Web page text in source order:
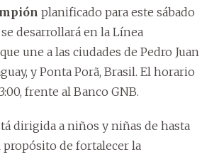
planificado para este sábado
desarrollará en la Línea
une a las ciudades de Pedro Juan
y Ponta Porã, Brasil. El horario
frente al Banco GNB.
dirigida a niños y niñas de hasta
propósito de fortalecer la